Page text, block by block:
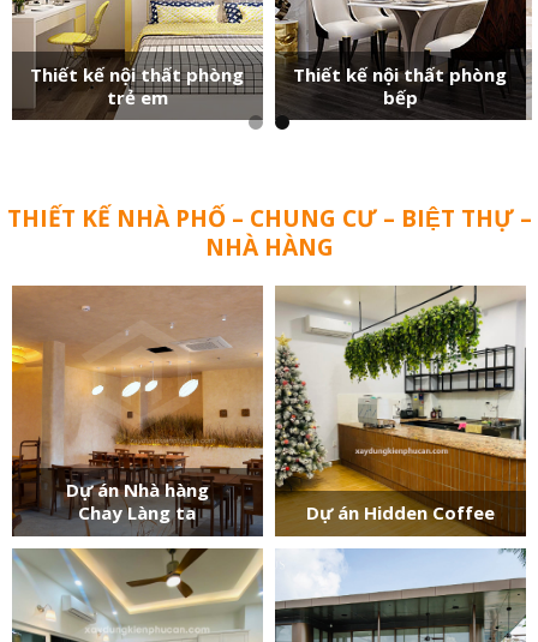
Thiết kế nội thất phòng
trẻ em
Thiết kế nội thất phòng
bếp
THIẾT KẾ NHÀ PHỐ – CHUNG CƯ – BIỆT THỰ –
NHÀ HÀNG
Dự án Nhà hàng
Chay Làng ta
Dự án Hidden Coffee